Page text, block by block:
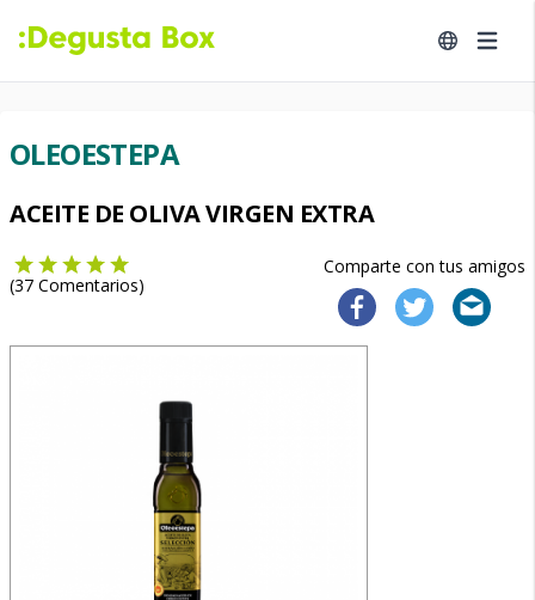
OLEOESTEPA
ACEITE DE OLIVA VIRGEN EXTRA
Comparte con tus amigos
(37 Comentarios)